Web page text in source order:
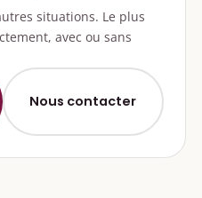
situations. Le plus
avec ou sans
Nous contacter